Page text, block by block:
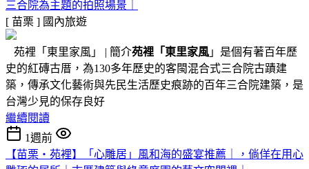
三合院為主題的拍照場景｜
[ 苗栗 ] 國內旅遊
苑裡「東里家風」 | 簡介苑裡「東里家風 」是個有著百年歷
史的紅磚古厝，為130多年歷史的客閩混合式三合院古蹟建
築，傳承文化藝術與先民生活歷史痕跡的百年三合院建築，是
台灣少見的保存良好
繼續閱讀
1週前
【苗栗・苑裡】「心雕居」風和海的盛宴推薦｜，倘佯在用心